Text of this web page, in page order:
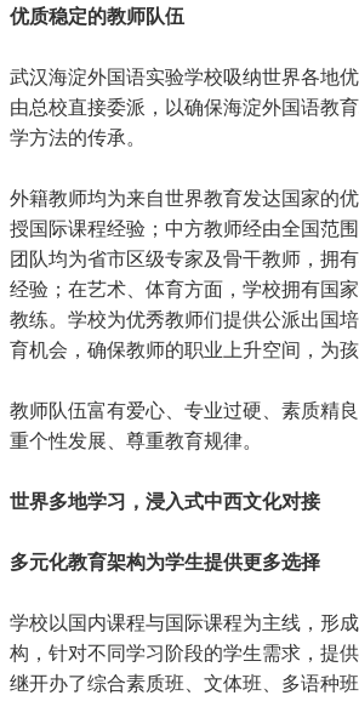
优质稳定的教师队伍
武汉海淀外国语实验学校吸纳世界各地
由总校直接委派，以确保海淀外国语教
学方法的传承。
外籍教师均为来自世界教育发达国家的
授国际课程经验；中方教师经由全国范
团队均为省市区级专家及骨干教师，拥
经验；在艺术、体育方面，学校拥有国
教练。学校为优秀教师们提供公派出国
育机会，确保教师的职业上升空间，为
教师队伍富有爱心、专业过硬、素质精
重个性发展、尊重教育规律。
世界多地学习，浸入式中西文化对接
多元化教育架构为学生提供更多选择
学校以国内课程与国际课程为主线，形
构，针对不同学习阶段的学生需求，提
继开办了综合素质班、文体班、多语种